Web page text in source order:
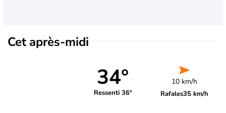
Cet après-midi
34°
Ressenti 36°
10 km/h
Rafales35 km/h